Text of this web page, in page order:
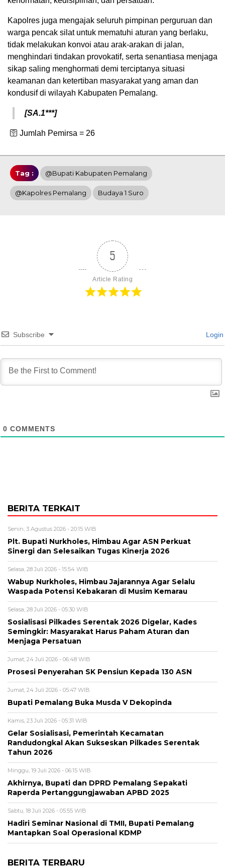
Kapolres juga mengajak seluruh pimpinan perguruan dan
warga pencak silat untuk mematuhi aturan yang berlaku,
tidak melakukan konvoi atau arak-arakan di jalan,
menghindari tindakan provokatif, serta senantiasa menjaga
sikap saling menghormati demi terciptanya situasi
keamanan dan ketertiban masyarakat yang aman dan
kondusif di wilayah Kabupaten Pemalang.
[SA.1***]
🛜 Jumlah Pemirsa = 26
Tag : @Bupati Kabupaten Pemalang
@Kapolres Pemalang Budaya 1 Suro
5
Article Rating
Subscribe Login
0 COMMENTS
BERITA TERKAIT
Senin, 3 Agustus 2026 - 20:15 WIB
Plt. Bupati Nurkholes, Himbau Agar ASN Perkuat
Sinergi dan Selesaikan Tugas Kinerja 2026
Selasa, 28 Juli 2026 - 15:54 WIB
Wabup Nurkholes, Himbau Jajarannya Agar Selalu
Waspada Potensi Kebakaran di Musim Kemarau
Selasa, 28 Juli 2026 - 05:30 WIB
Sosialisasi Pilkades Serentak 2026 Digelar, Kades
Semingkir: Masyarakat Harus Paham Aturan dan
Menjaga Persatuan
Jumat, 24 Juli 2026 - 06:48 WIB
Prosesi Penyerahan SK Pensiun Kepada 130 ASN
Jumat, 24 Juli 2026 - 05:47 WIB
Bupati Pemalang Buka Musda V Dekopinda
Kamis, 23 Juli 2026 - 05:31 WIB
Gelar Sosialisasi, Pemerintah Kecamatan
Randudongkal Akan Sukseskan Pilkades Serentak
Tahun 2026
Minggu, 19 Juli 2026 - 06:15 WIB
Akhirnya, Bupati dan DPRD Pemalang Sepakati
Raperda Pertanggungjawaban APBD 2025
Sabtu, 18 Juli 2026 - 05:55 WIB
Hadiri Seminar Nasional di TMII, Bupati Pemalang
Mantapkan Soal Operasional KDMP
BERITA TERBARU